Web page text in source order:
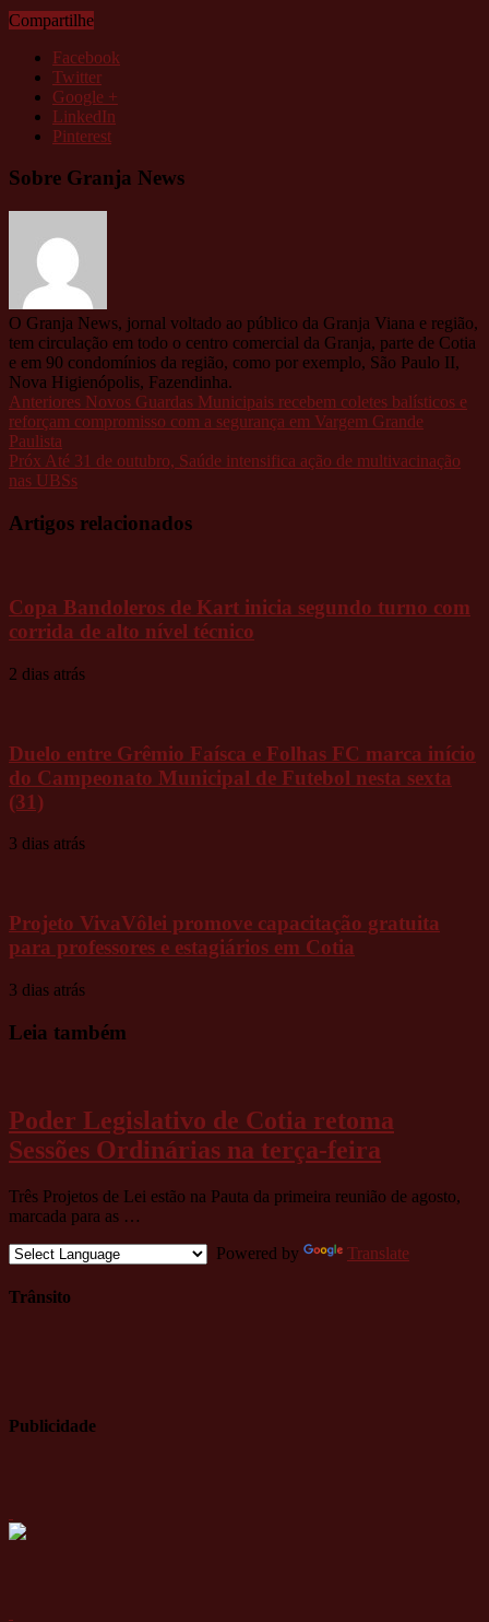
Compartilhe
Facebook
Twitter
Google +
LinkedIn
Pinterest
Sobre Granja News
O Granja News, jornal voltado ao público da Granja Viana e região,
tem circulação em todo o centro comercial da Granja, parte de Cotia
e em 90 condomínios da região, como por exemplo, São Paulo II,
Nova Higienópolis, Fazendinha.
Anteriores Novos Guardas Municipais recebem coletes balísticos e
reforçam compromisso com a segurança em Vargem Grande
Paulista
Próx Até 31 de outubro, Saúde intensifica ação de multivacinação
nas UBSs
Artigos relacionados
Copa Bandoleros de Kart inicia segundo turno com
corrida de alto nível técnico
2 dias atrás
Duelo entre Grêmio Faísca e Folhas FC marca início
do Campeonato Municipal de Futebol nesta sexta
(31)
3 dias atrás
Projeto VivaVôlei promove capacitação gratuita
para professores e estagiários em Cotia
3 dias atrás
Leia também
Poder Legislativo de Cotia retoma
Sessões Ordinárias na terça-feira
Três Projetos de Lei estão na Pauta da primeira reunião de agosto,
marcada para as …
Powered by
Translate
Trânsito
Publicidade